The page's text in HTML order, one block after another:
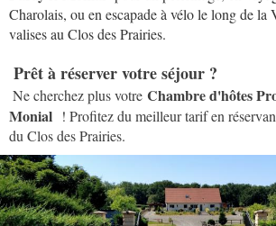
Charolais, ou en escapade à vélo le long de la
valises au Clos des Prairies.
Prêt à réserver votre séjour ?
Ne cherchez plus votre Chambre d'hôtes
Monial ! Profitez du meilleur tarif en
du Clos des Prairies.